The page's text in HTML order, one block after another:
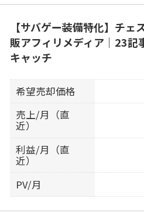
【サバゲー装備特化】チ
販アフィリメディア｜23記
キャッチ
希望売却価格
売上/月（直
近）
利益/月（直
近）
PV/月